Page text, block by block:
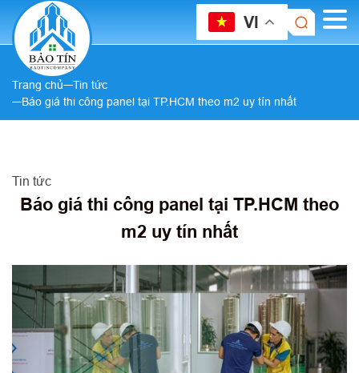
VI
Trang chủ
Tin tức
Báo giá thi công panel tại TP.HCM theo m2 uy tín nhất
Tin tức
Báo giá thi công panel tại TP.HCM theo
m2 uy tín nhất